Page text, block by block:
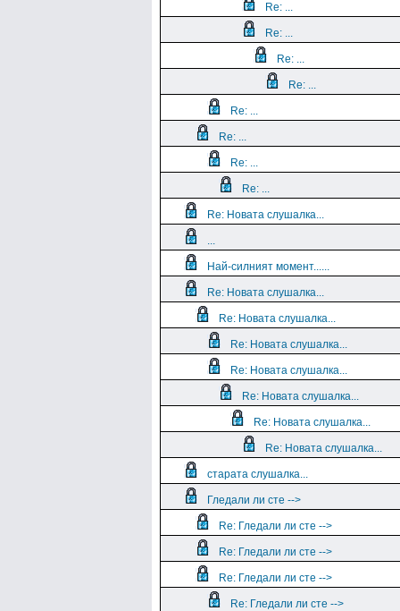
Re: ...
Re: ...
Re: ...
Re: ...
Re: ...
Re: ...
Re: ...
Re: ...
Re: Новата слушалка...
...
Най-силният момент......
Re: Новата слушалка...
Re: Новата слушалка...
Re: Новата слушалка...
Re: Новата слушалка...
Re: Новата слушалка...
Re: Новата слушалка...
Re: Новата слушалка...
старата слушалка...
Гледали ли сте -->
Re: Гледали ли сте -->
Re: Гледали ли сте -->
Re: Гледали ли сте -->
Re: Гледали ли сте -->